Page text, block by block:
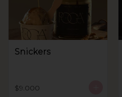
Snickers
$9.000